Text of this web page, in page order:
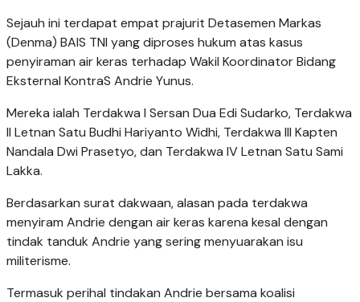
Sejauh ini terdapat empat prajurit Detasemen Markas
(Denma) BAIS TNI yang diproses hukum atas kasus
penyiraman air keras terhadap Wakil Koordinator Bidang
Eksternal KontraS Andrie Yunus.
Mereka ialah Terdakwa I Sersan Dua Edi Sudarko, Terdakwa
II Letnan Satu Budhi Hariyanto Widhi, Terdakwa III Kapten
Nandala Dwi Prasetyo, dan Terdakwa IV Letnan Satu Sami
Lakka.
Berdasarkan surat dakwaan, alasan pada terdakwa
menyiram Andrie dengan air keras karena kesal dengan
tindak tanduk Andrie yang sering menyuarakan isu
militerisme.
Termasuk perihal tindakan Andrie bersama koalisi